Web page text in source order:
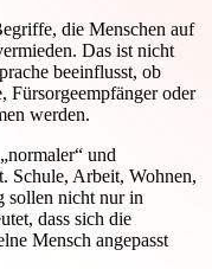
die Menschen auf
Das ist nicht
beeinflusst, ob
Fürsorgeempfänger oder
werden.
und
Schule, Arbeit, Wohnen,
sollen nicht nur in
dass sich die
Mensch angepasst